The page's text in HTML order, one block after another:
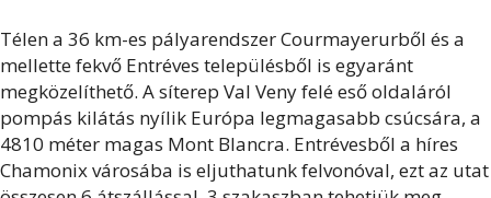
Télen a 36 km-es pályarendszer Courmayerurből és a
mellette fekvő Entréves településből is egyaránt
megközelíthető. A síterep Val Veny felé eső oldaláról
pompás kilátás nyílik Európa legmagasabb csúcsára, a
4810 méter magas Mont Blancra. Entrévesből a híres
Chamonix városába is eljuthatunk felvonóval, ezt az utat